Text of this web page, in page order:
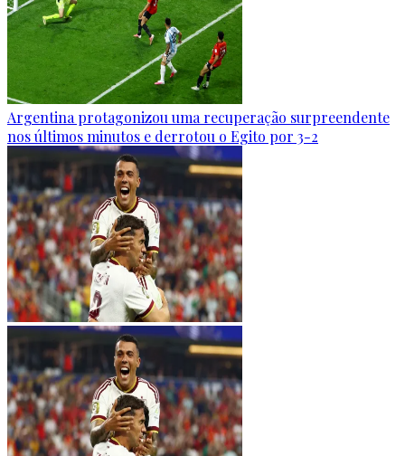
Argentina protagonizou uma recuperação surpreendente
nos últimos minutos e derrotou o Egito por 3-2